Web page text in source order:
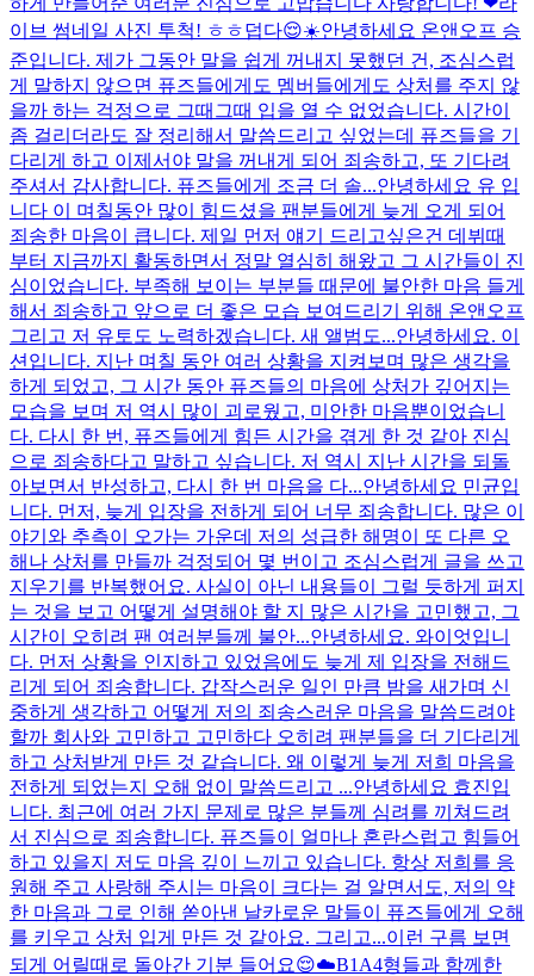
이브 썸네일 사진 투척! ㅎㅎ덥다😌☀️안녕하세요 온앤오프 승
준입니다. 제가 그동안 말을 쉽게 꺼내지 못했던 건, 조심스럽
게 말하지 않으면 퓨즈들에게도 멤버들에게도 상처를 주지 않
을까 하는 걱정으로 그때그때 입을 열 수 없었습니다. 시간이
좀 걸리더라도 잘 정리해서 말씀드리고 싶었는데 퓨즈들을 기
다리게 하고 이제서야 말을 꺼내게 되어 죄송하고, 또 기다려
주셔서 감사합니다. 퓨즈들에게 조금 더 솔...안녕하세요 유 입
니다 이 며칠동안 많이 힘드셨을 팬분들에게 늦게 오게 되어
죄송한 마음이 큽니다. 제일 먼저 얘기 드리고싶은건 데뷔때
부터 지금까지 활동하면서 정말 열심히 해왔고 그 시간들이 진
심이었습니다. 부족해 보이는 부분들 때문에 불안한 마음 들게
해서 죄송하고 앞으로 더 좋은 모습 보여드리기 위해 온앤오프
그리고 저 유토도 노력하겠습니다. 새 앨범도...안녕하세요. 이
션입니다. 지난 며칠 동안 여러 상황을 지켜보며 많은 생각을
하게 되었고, 그 시간 동안 퓨즈들의 마음에 상처가 깊어지는
모습을 보며 저 역시 많이 괴로웠고, 미안한 마음뿐이었습니
다. 다시 한 번, 퓨즈들에게 힘든 시간을 겪게 한 것 같아 진심
으로 죄송하다고 말하고 싶습니다. 저 역시 지난 시간을 되돌
아보면서 반성하고, 다시 한 번 마음을 다...안녕하세요 민균입
니다. 먼저, 늦게 입장을 전하게 되어 너무 죄송합니다. 많은 이
야기와 추측이 오가는 가운데 저의 성급한 해명이 또 다른 오
해나 상처를 만들까 걱정되어 몇 번이고 조심스럽게 글을 쓰고
지우기를 반복했어요. 사실이 아닌 내용들이 그럴 듯하게 퍼지
는 것을 보고 어떻게 설명해야 할 지 많은 시간을 고민했고, 그
시간이 오히려 팬 여러분들께 불안...안녕하세요. 와이엇입니
다. 먼저 상황을 인지하고 있었음에도 늦게 제 입장을 전해드
리게 되어 죄송합니다. 갑작스러운 일인 만큼 밤을 새가며 신
중하게 생각하고 어떻게 저의 죄송스러운 마음을 말씀드려야
할까 회사와 고민하고 고민하다 오히려 팬분들을 더 기다리게
하고 상처받게 만든 것 같습니다. 왜 이렇게 늦게 저희 마음을
전하게 되었는지 오해 없이 말씀드리고 ...안녕하세요 효진입
니다. 최근에 여러 가지 문제로 많은 분들께 심려를 끼쳐드려
서 진심으로 죄송합니다. 퓨즈들이 얼마나 혼란스럽고 힘들어
하고 있을지 저도 마음 깊이 느끼고 있습니다. 항상 저희를 응
원해 주고 사랑해 주시는 마음이 크다는 걸 알면서도, 저의 약
한 마음과 그로 인해 쏟아낸 날카로운 말들이 퓨즈들에게 오해
를 키우고 상처 입게 만든 것 같아요. 그리고...이런 구름 보면
되게 어릴때로 돌아간 기분 들어요😌☁️B1A4형들과 함께한